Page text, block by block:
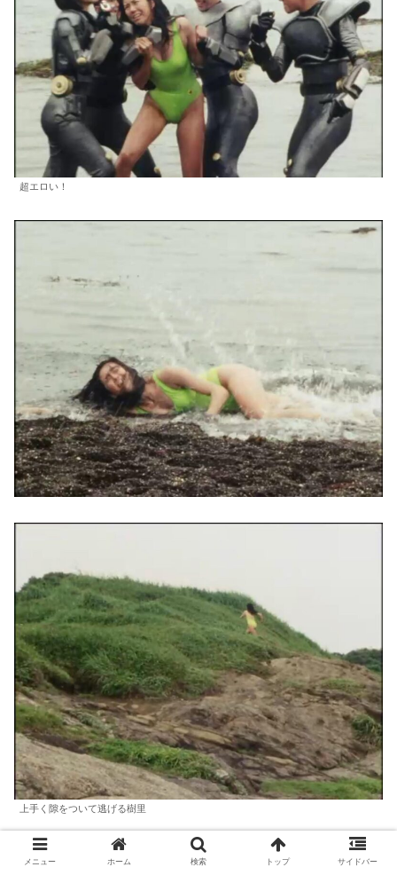
超エロい！
上手く隙をついて逃げる樹里
桃も洗脳されて1人になる樹里。洗脳された仲間たちが襲
メニュー ホーム 検索 トップ サイドバー